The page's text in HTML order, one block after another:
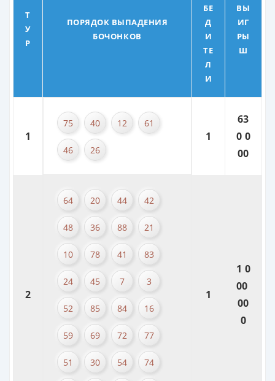
Т
У
Р
ПОРЯДОК ВЫПАДЕНИЯ
БОЧОНКОВ
БЕ
Д
И
ТЕ
Л
И
ВЫ
ИГ
РЫ
Ш
1
75 40 12 61
46 26
1
63
0 0
00
2
64 20 44 42
48 36 88 21
10 78 41 83
24 45 7 3
52 85 84 16
59 69 72 77
51 30 54 74
1
1 0
00
00
0